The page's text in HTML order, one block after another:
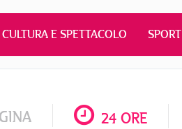
CULTURA E SPETTACOLO SPORT
24 ORE